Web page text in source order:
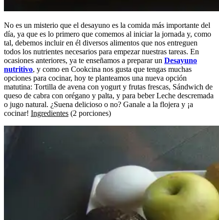
No es un misterio que el desayuno es la comida más importante del
día, ya que es lo primero que comemos al iniciar la jornada y, como
tal, debemos incluir en él diversos alimentos que nos entreguen
todos los nutrientes necesarios para empezar nuestras tareas. En
ocasiones anteriores, ya te enseñamos a preparar un Desayuno
nutritivo, y como en Cookcina nos gusta que tengas muchas
opciones para cocinar, hoy te planteamos una nueva opción
matutina: Tortilla de avena con yogurt y frutas frescas, Sándwich de
queso de cabra con orégano y palta, y para beber Leche descremada
o jugo natural. ¿Suena delicioso o no? Ganale a la flojera y ¡a
cocinar! Ingredientes (2 porciones)